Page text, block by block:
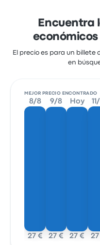
Encuentra
El precio es para un billete
en
MEJOR PRECIO ENCONTRADO
8/8
27 €
9/8
27 €
Hoy
27 €